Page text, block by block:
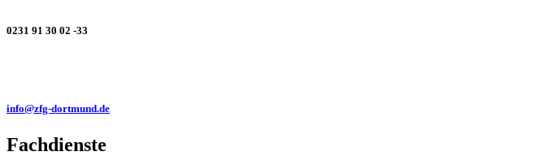
0231 91 30 02 -33
info@zfg-dortmund.de
Fachdienste